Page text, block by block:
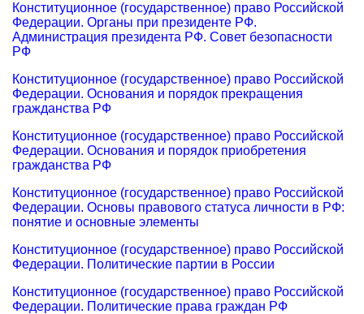
Конституционное (государственное) право Российской
Федерации. Органы при президенте РФ.
Администрация президента РФ. Совет безопасности
РФ
Конституционное (государственное) право Российской
Федерации. Основания и порядок прекращения
гражданства РФ
Конституционное (государственное) право Российской
Федерации. Основания и порядок приобретения
гражданства РФ
Конституционное (государственное) право Российской
Федерации. Основы правового статуса личности в РФ:
понятие и основные элементы
Конституционное (государственное) право Российской
Федерации. Политические партии в России
Конституционное (государственное) право Российской
Федерации. Политические права граждан РФ